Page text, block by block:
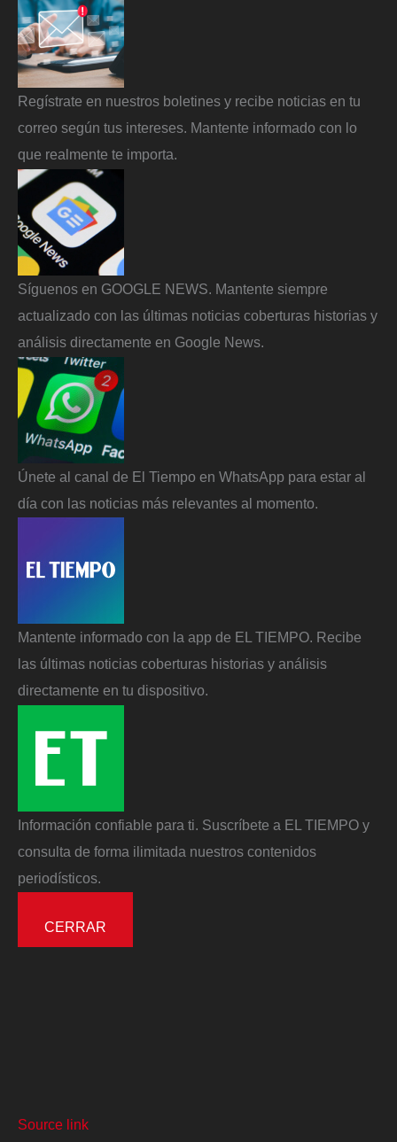
Regístrate en nuestros boletines y recibe noticias en tu
correo según tus intereses. Mantente informado con lo
que realmente te importa.
Síguenos en GOOGLE NEWS. Mantente siempre
actualizado con las últimas noticias coberturas historias y
análisis directamente en Google News.
Únete al canal de El Tiempo en WhatsApp para estar al
día con las noticias más relevantes al momento.
Mantente informado con la app de EL TIEMPO. Recibe
las últimas noticias coberturas historias y análisis
directamente en tu dispositivo.
Información confiable para ti. Suscríbete a EL TIEMPO y
consulta de forma ilimitada nuestros contenidos
periodísticos.
CERRAR
Source link